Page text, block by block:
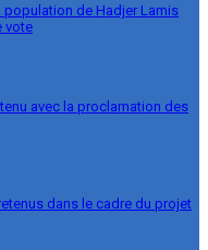
population de Hadjer Lamis
vote
tenu avec la proclamation des
dans le cadre du projet